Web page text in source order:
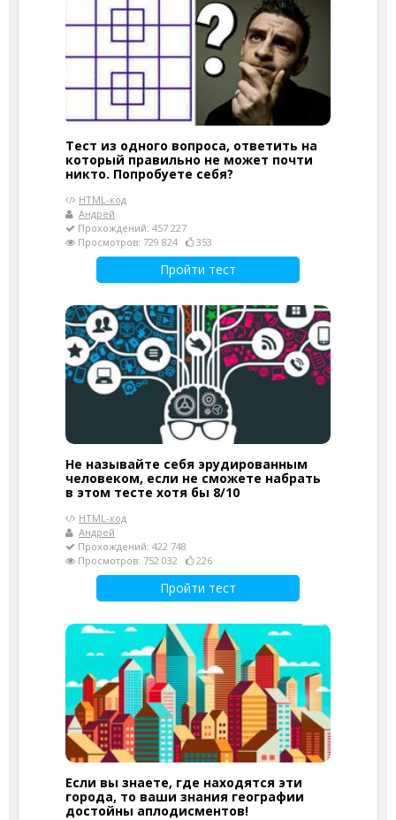
Тест из одного вопроса, ответить на
который правильно не может почти
никто. Попробуете себя?
HTML-код
Андрей
Прохождений: 457 227
Просмотров: 729 824
353
Пройти тест
Не называйте себя эрудированным
человеком, если не сможете набрать
в этом тесте хотя бы 8/10
HTML-код
Андрей
Прохождений: 422 748
Просмотров: 752 032
226
Пройти тест
Если вы знаете, где находятся эти
города, то ваши знания географии
достойны аплодисментов!